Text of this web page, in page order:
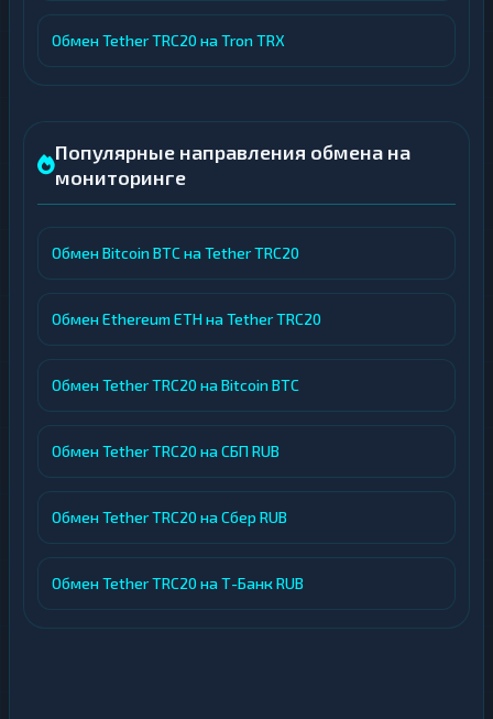
Обмен Tether TRC20 на Tron TRX
Популярные направления обмена на
мониторинге
Обмен Bitcoin BTC на Tether TRC20
Обмен Ethereum ETH на Tether TRC20
Обмен Tether TRC20 на Bitcoin BTC
Обмен Tether TRC20 на СБП RUB
Обмен Tether TRC20 на Сбер RUB
Обмен Tether TRC20 на Т-Банк RUB